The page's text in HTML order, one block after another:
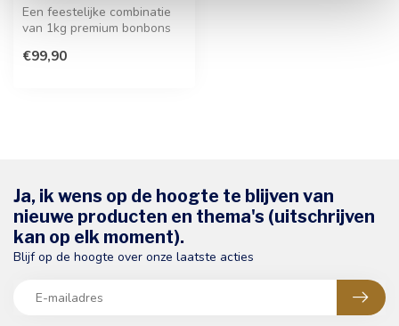
Een feestelijke combinatie
van 1kg premium bonbons
Gobilla...
€99,90
Ja, ik wens op de hoogte te blijven van
nieuwe producten en thema's (uitschrijven
kan op elk moment).
Blijf op de hoogte over onze laatste acties